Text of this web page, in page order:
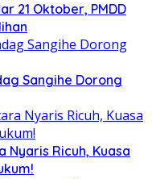
21 Oktober, PMDD
Sangihe Dorong
Nyaris Ricuh, Kuasa